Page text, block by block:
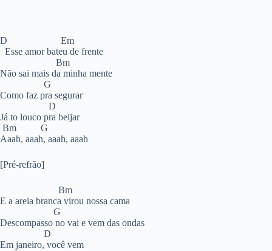
D Em
Esse amor bateu de frente
Bm
Não sai mais da minha mente
G
Como faz pra segurar
D
Já to louco pra beijar
Bm G
Aaah, aaah, aaah, aaah
[Pré-refrão]
Bm
E a areia branca virou nossa cama
G
Descompasso no vai e vem das ondas
D
Em janeiro, você vem